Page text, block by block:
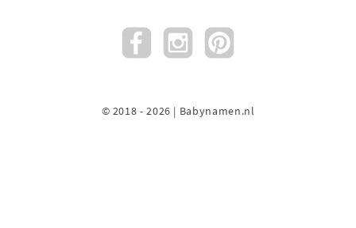
© 2018 - 2026 | Babynamen.nl